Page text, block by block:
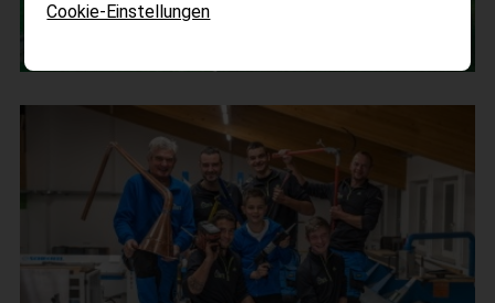
Fotomontage
Cookie-Einstellungen